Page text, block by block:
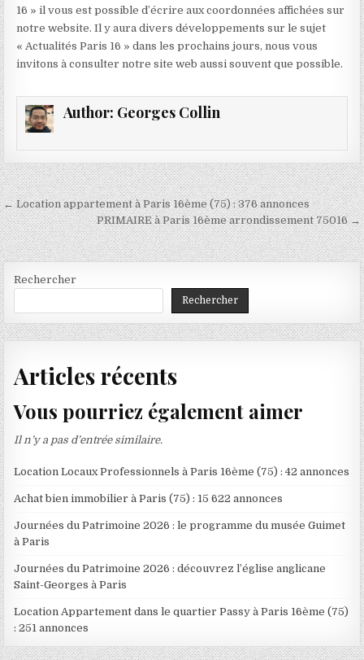
16 » il vous est possible d’écrire aux coordonnées affichées sur
notre website. Il y aura divers développements sur le sujet
« Actualités Paris 16 » dans les prochains jours, nous vous
invitons à consulter notre site web aussi souvent que possible.
Author: Georges Collin
Navigation
de
l’article
← Location appartement à Paris 16ème (75) : 376 annonces
PRIMAIRE à Paris 16ème arrondissement 75016 →
Rechercher
Rechercher
Articles récents
Vous pourriez également aimer
Il n’y a pas d’entrée similaire.
Location Locaux Professionnels à Paris 16ème (75) : 42 annonces
Achat bien immobilier à Paris (75) : 15 622 annonces
Journées du Patrimoine 2026 : le programme du musée Guimet
à Paris
Journées du Patrimoine 2026 : découvrez l’église anglicane
Saint-Georges à Paris
Location Appartement dans le quartier Passy à Paris 16ème (75)
: 251 annonces